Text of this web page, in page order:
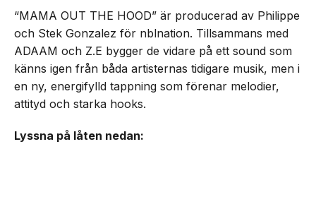
“MAMA OUT THE HOOD” är producerad av Philippe
och Stek Gonzalez för nblnation. Tillsammans med
ADAAM och Z.E bygger de vidare på ett sound som
känns igen från båda artisternas tidigare musik, men i
en ny, energifylld tappning som förenar melodier,
attityd och starka hooks.
Lyssna på låten nedan: